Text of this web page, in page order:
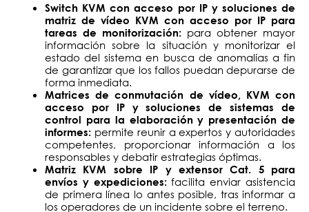
Switch KVM con acceso por IP y soluciones de
matriz de vídeo KVM con acceso por IP para
tareas de monitorización: para obtener mayor
información sobre la situación y monitorizar el
estado del sistema en busca de anomalías a fin
de garantizar que los fallos puedan depurarse de
forma inmediata.
Matrices de conmutación de vídeo, KVM con
acceso por IP y soluciones de sistemas de
control para la elaboración y presentación de
informes: permite reunir a expertos y autoridades
competentes, proporcionar información a los
responsables y debatir estrategias óptimas.
Matriz KVM sobre IP y extensor Cat. 5 para
envíos y expediciones:facilita enviar asistencia
de primera línea lo antes posible, tras informar a
los operadores de un incidente sobre el terreno.